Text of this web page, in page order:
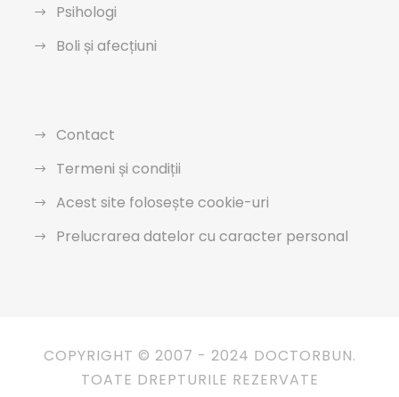
Psihologi
Boli și afecțiuni
Contact
Termeni și condiții
Acest site folosește cookie-uri
Prelucrarea datelor cu caracter personal
COPYRIGHT © 2007 - 2024 DOCTORBUN.
TOATE DREPTURILE REZERVATE